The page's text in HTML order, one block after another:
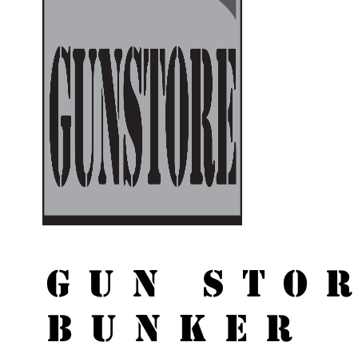
GUN
BUNKER